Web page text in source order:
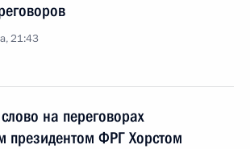
21:43
на переговорах
президентом ФРГ Хорстом